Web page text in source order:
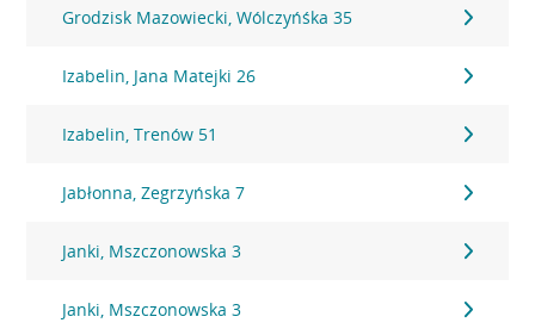
Grodzisk Mazowiecki, Wólczyńśka 35
Izabelin, Jana Matejki 26
Izabelin, Trenów 51
Jabłonna, Zegrzyńska 7
Janki, Mszczonowska 3
Janki, Mszczonowska 3